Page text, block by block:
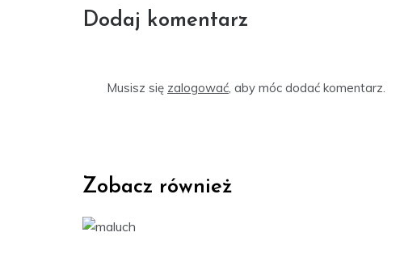
Dodaj komentarz
Musisz się zalogować, aby móc dodać komentarz.
Zobacz również